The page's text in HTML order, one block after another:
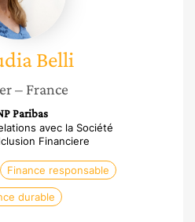
Belli
– France
Paribas
avec la Société
Financiere
Finance responsable
durable